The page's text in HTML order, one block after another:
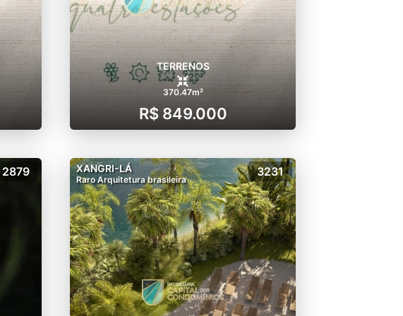
TERRENOS
370.47m²
R$ 849.000
2879 XANGRI-LÁ
Raro Arquitetura brasileira
3231